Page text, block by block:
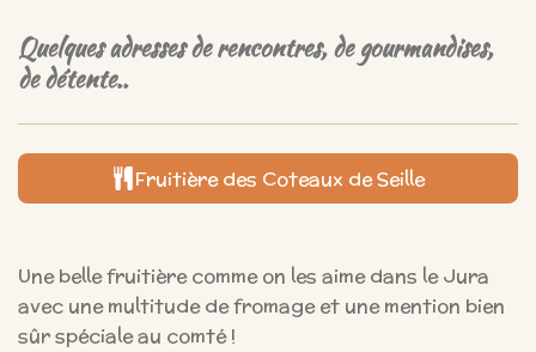
Quelques adresses de rencontres, de gourmandises,
de détente..
Fruitière des Coteaux de Seille
Une belle fruitière comme on les aime dans le Jura
avec une multitude de fromage et une mention bien
sûr spéciale au comté !